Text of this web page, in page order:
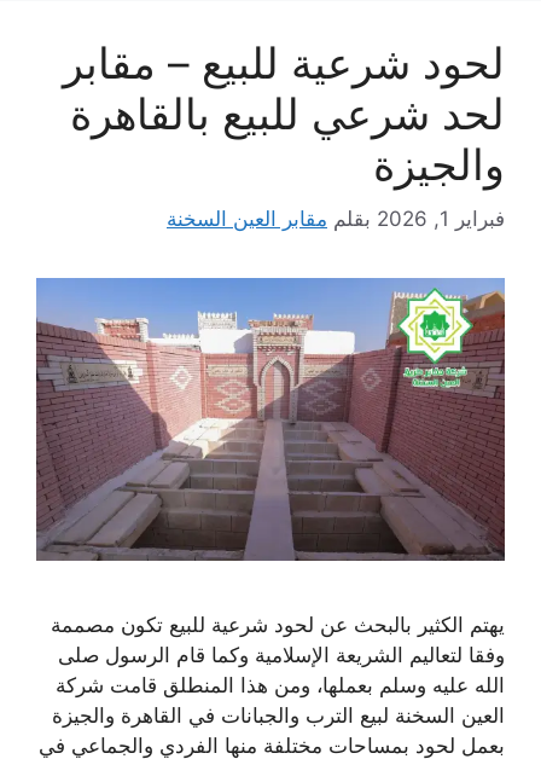
لحود شرعية للبيع – مقابر
لحد شرعي للبيع بالقاهرة
والجيزة
فبراير 1, 2026 بقلم مقابر العين السخنة
يهتم الكثير بالبحث عن لحود شرعية للبيع تكون مصممة
وفقا لتعاليم الشريعة الإسلامية وكما قام الرسول صلى
الله عليه وسلم بعملها، ومن هذا المنطلق قامت شركة
العين السخنة لبيع الترب والجبانات في القاهرة والجيزة
بعمل لحود بمساحات مختلفة منها الفردي والجماعي في